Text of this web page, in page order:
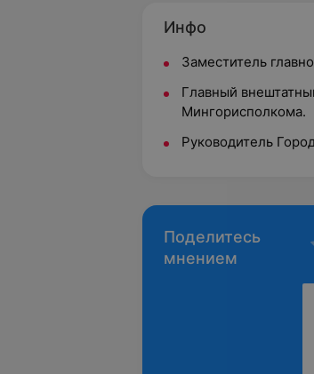
Инфо
Заместитель
Главный
Мингорисполкома.
Руководитель
Поделитесь
мнением